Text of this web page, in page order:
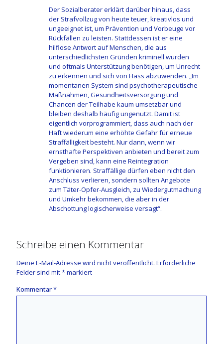
Der Sozialberater erklärt darüber hinaus, dass
der Strafvollzug von heute teuer, kreativlos und
ungeeignet ist, um Prävention und Vorbeuge vor
Rückfällen zu leisten. Stattdessen ist er eine
hilflose Antwort auf Menschen, die aus
unterschiedlichsten Gründen kriminell wurden
und oftmals Unterstützung benötigen, um Unrecht
zu erkennen und sich von Hass abzuwenden. „Im
momentanen System sind psychotherapeutische
Maßnahmen, Gesundheitsversorgung und
Chancen der Teilhabe kaum umsetzbar und
bleiben deshalb häufig ungenutzt. Damit ist
eigentlich vorprogrammiert, dass auch nach der
Haft wiederum eine erhöhte Gefahr für erneue
Straffälligkeit besteht. Nur dann, wenn wir
ernsthafte Perspektiven anbieten und bereit zum
Vergeben sind, kann eine Reintegration
funktionieren. Straffällige dürfen eben nicht den
Anschluss verlieren, sondern sollten Angebote
zum Täter-Opfer-Ausgleich, zu Wiedergutmachung
und Umkehr bekommen, die aber in der
Abschottung logischerweise versagt“.
Schreibe einen Kommentar
Deine E-Mail-Adresse wird nicht veröffentlicht. Erforderliche
Felder sind mit*markiert
Kommentar*